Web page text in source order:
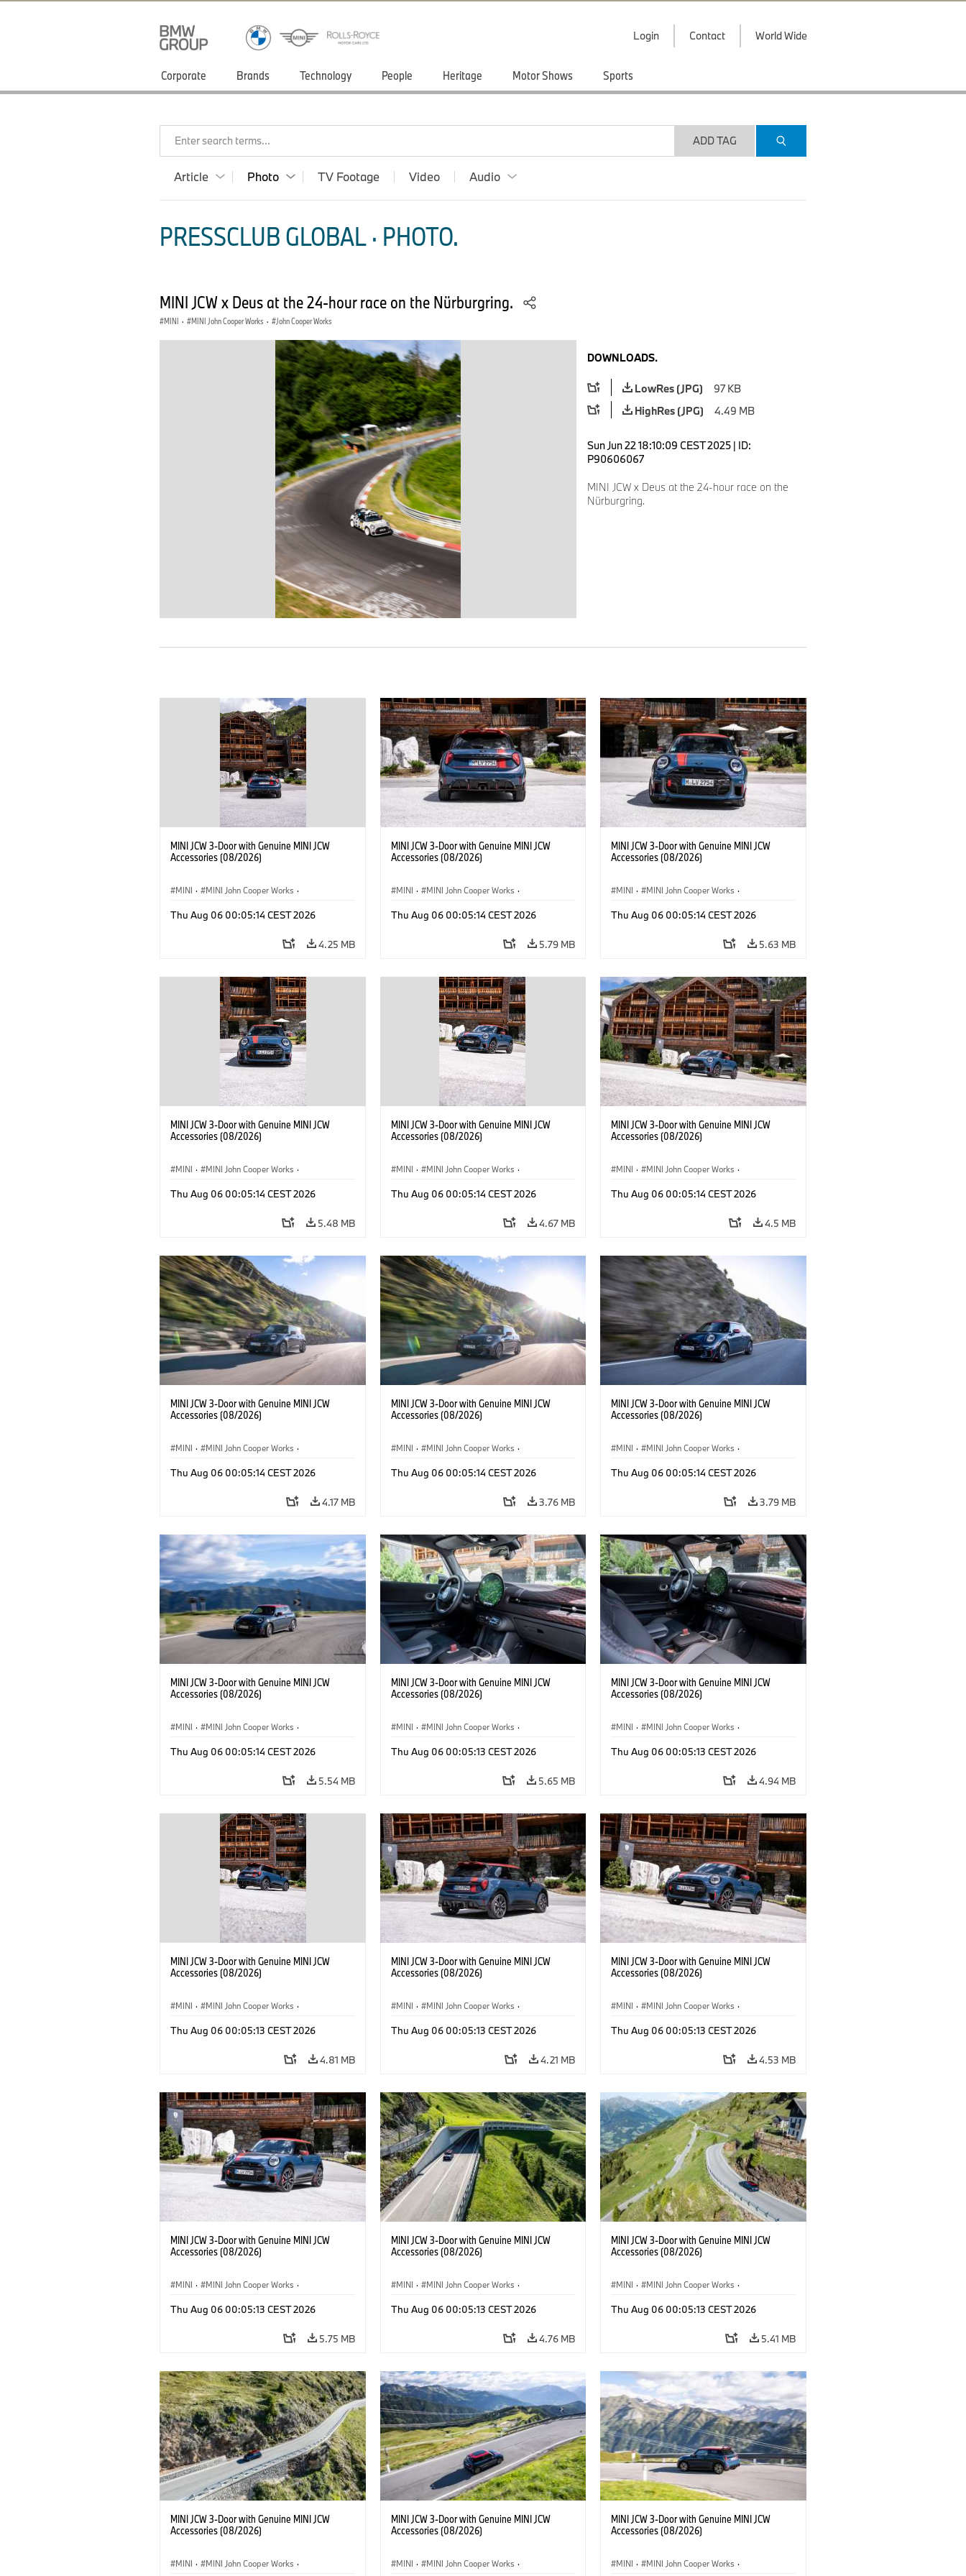
Login Contact World Wide
Corporate Brands Technology People Heritage Motor Shows Sports
Enter search terms... ADD TAG
Article Photo TV Footage Video Audio
PRESSCLUB GLOBAL · PHOTO.
MINI JCW x Deus at the 24-hour race on the Nürburgring.
MINI · MINI John Cooper Works · John Cooper Works
DOWNLOADS.
LowRes (JPG)
97 KB
HighRes (JPG)
4.49 MB
Sun Jun 22 18:10:09 CEST 2025 | ID:
P90606067
MINI JCW x Deus at the 24-hour race on the
Nürburgring.
MINI JCW 3-Door with Genuine MINI JCW
Accessories (08/2026)
MINI · MINI John Cooper Works ·
Optional Extras, Accessories
Thu Aug 06 00:05:14 CEST 2026
4.25 MB
MINI JCW 3-Door with Genuine MINI JCW
Accessories (08/2026)
MINI · MINI John Cooper Works ·
Optional Extras, Accessories
Thu Aug 06 00:05:14 CEST 2026
5.79 MB
MINI JCW 3-Door with Genuine MINI JCW
Accessories (08/2026)
MINI · MINI John Cooper Works ·
Optional Extras, Accessories
Thu Aug 06 00:05:14 CEST 2026
5.63 MB
MINI JCW 3-Door with Genuine MINI JCW
Accessories (08/2026)
MINI · MINI John Cooper Works ·
Optional Extras, Accessories
Thu Aug 06 00:05:14 CEST 2026
5.48 MB
MINI JCW 3-Door with Genuine MINI JCW
Accessories (08/2026)
MINI · MINI John Cooper Works ·
Optional Extras, Accessories
Thu Aug 06 00:05:14 CEST 2026
4.67 MB
MINI JCW 3-Door with Genuine MINI JCW
Accessories (08/2026)
MINI · MINI John Cooper Works ·
Optional Extras, Accessories
Thu Aug 06 00:05:14 CEST 2026
4.5 MB
MINI JCW 3-Door with Genuine MINI JCW
Accessories (08/2026)
MINI · MINI John Cooper Works ·
Optional Extras, Accessories
Thu Aug 06 00:05:14 CEST 2026
4.17 MB
MINI JCW 3-Door with Genuine MINI JCW
Accessories (08/2026)
MINI · MINI John Cooper Works ·
Optional Extras, Accessories
Thu Aug 06 00:05:14 CEST 2026
3.76 MB
MINI JCW 3-Door with Genuine MINI JCW
Accessories (08/2026)
MINI · MINI John Cooper Works ·
Optional Extras, Accessories
Thu Aug 06 00:05:14 CEST 2026
3.79 MB
MINI JCW 3-Door with Genuine MINI JCW
Accessories (08/2026)
MINI · MINI John Cooper Works ·
Optional Extras, Accessories
Thu Aug 06 00:05:14 CEST 2026
5.54 MB
MINI JCW 3-Door with Genuine MINI JCW
Accessories (08/2026)
MINI · MINI John Cooper Works ·
Optional Extras, Accessories
Thu Aug 06 00:05:13 CEST 2026
5.65 MB
MINI JCW 3-Door with Genuine MINI JCW
Accessories (08/2026)
MINI · MINI John Cooper Works ·
Optional Extras, Accessories
Thu Aug 06 00:05:13 CEST 2026
4.94 MB
MINI JCW 3-Door with Genuine MINI JCW
Accessories (08/2026)
MINI · MINI John Cooper Works ·
Optional Extras, Accessories
Thu Aug 06 00:05:13 CEST 2026
4.81 MB
MINI JCW 3-Door with Genuine MINI JCW
Accessories (08/2026)
MINI · MINI John Cooper Works ·
Optional Extras, Accessories
Thu Aug 06 00:05:13 CEST 2026
4.21 MB
MINI JCW 3-Door with Genuine MINI JCW
Accessories (08/2026)
MINI · MINI John Cooper Works ·
Optional Extras, Accessories
Thu Aug 06 00:05:13 CEST 2026
4.53 MB
MINI JCW 3-Door with Genuine MINI JCW
Accessories (08/2026)
MINI · MINI John Cooper Works ·
Optional Extras, Accessories
Thu Aug 06 00:05:13 CEST 2026
5.75 MB
MINI JCW 3-Door with Genuine MINI JCW
Accessories (08/2026)
MINI · MINI John Cooper Works ·
Optional Extras, Accessories
Thu Aug 06 00:05:13 CEST 2026
4.76 MB
MINI JCW 3-Door with Genuine MINI JCW
Accessories (08/2026)
MINI · MINI John Cooper Works ·
Optional Extras, Accessories
Thu Aug 06 00:05:13 CEST 2026
5.41 MB
MINI JCW 3-Door with Genuine MINI JCW
Accessories (08/2026)
MINI · MINI John Cooper Works ·
MINI JCW 3-Door with Genuine MINI JCW
Accessories (08/2026)
MINI · MINI John Cooper Works ·
MINI JCW 3-Door with Genuine MINI JCW
Accessories (08/2026)
MINI · MINI John Cooper Works ·